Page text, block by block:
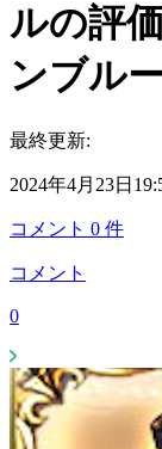
ルの評
ンブル
最終更新:
2024年4月23日
コメント 0 件
コメント
0